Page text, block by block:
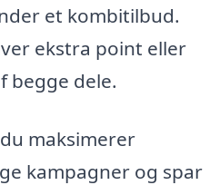
et kombitilbud.
ekstra point eller
begge dele.
maksimerer
kampagner og spar